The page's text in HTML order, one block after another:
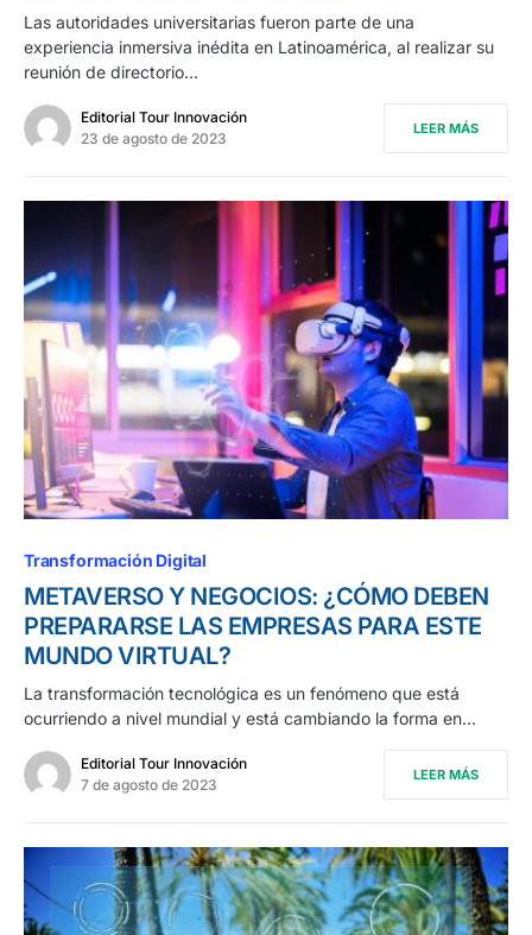
Las autoridades universitarias fueron parte de una
experiencia inmersiva inédita en Latinoamérica, al realizar su
reunión de directorio…
Editorial Tour Innovación
23 de agosto de 2023
LEER MÁS
Transformación Digital
METAVERSO Y NEGOCIOS: ¿CÓMO DEBEN
PREPARARSE LAS EMPRESAS PARA ESTE
MUNDO VIRTUAL?
La transformación tecnológica es un fenómeno que está
ocurriendo a nivel mundial y está cambiando la forma en…
Editorial Tour Innovación
7 de agosto de 2023
LEER MÁS